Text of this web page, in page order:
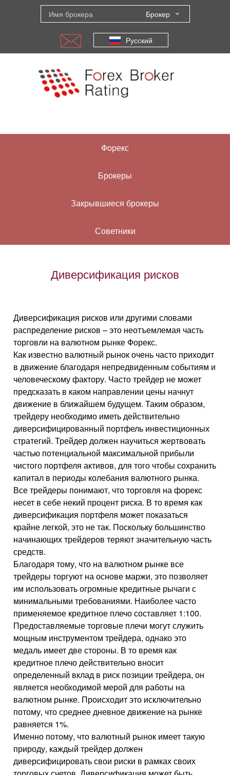
Брокер
Русский
Форекс
Брокеры
Закрывшиеся брокеры
Советники
Диверсификация рисков
Диверсификация рисков или другими словами
распределение рисков – это неотъемлемая часть
торговли на валютном рынке Форекс.
Как известно валютный рынок очень часто приходит
в движение благодаря непредвиденным событиям и
человеческому фактору. Часто трейдер не может
предсказать в каком направлении цены начнут
движение в ближайшем будущем. Таким образом,
трейдеру необходимо иметь действительно
диверсифицированный портфель инвестиционных
стратегий. Трейдер должен научиться жертвовать
частью потенциальной максимальной прибыли
чистого портфеля активов, для того чтобы сохранить
капитал в периоды колебания валютного рынка.
Все трейдеры понимают, что торговля на форекс
несет в себе некий процент риска. В то время как
диверсификация портфеля может показаться
крайне легкой, это не так. Поскольку большинство
начинающих трейдеров теряют значительную часть
средств.
Благодаря тому, что на валютном рынке все
трейдеры торгуют на основе маржи, это позволяет
им использовать огромные кредитные рычаги с
минимальными требованиями. Наиболее часто
применяемое кредитное плечо составляет 1:100.
Предоставляемые торговые плечи могут служить
мощным инструментом трейдера, однако это
медаль имеет две стороны. В то время как
кредитное плечо действительно вносит
определенный вклад в риск позиции трейдера, он
является необходимой мерой для работы на
валютном рынке. Происходит это исключительно
потому, что среднее дневное движение на рынке
равняется 1%.
Именно потому, что валютный рынок имеет такую
природу, каждый трейдер должен
диверсифицировать свои риски в рамках своих